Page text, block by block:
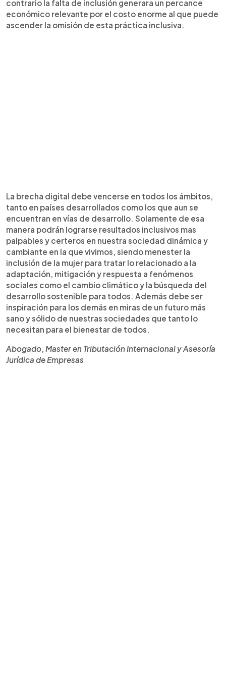
contrario la falta de inclusión generara un percance
económico relevante por el costo enorme al que puede
ascender la omisión de esta práctica inclusiva.
La brecha digital debe vencerse en todos los ámbitos,
tanto en países desarrollados como los que aun se
encuentran en vías de desarrollo. Solamente de esa
manera podrán lograrse resultados inclusivos mas
palpables y certeros en nuestra sociedad dinámica y
cambiante en la que vivimos, siendo menester la
inclusión de la mujer para tratar lo relacionado a la
adaptación, mitigación y respuesta a fenómenos
sociales como el cambio climático y la búsqueda del
desarrollo sostenible para todos. Además debe ser
inspiración para los demás en miras de un futuro más
sano y sólido de nuestras sociedades que tanto lo
necesitan para el bienestar de todos.
Abogado, Master en Tributación Internacional y Asesoría
Jurídica de Empresas